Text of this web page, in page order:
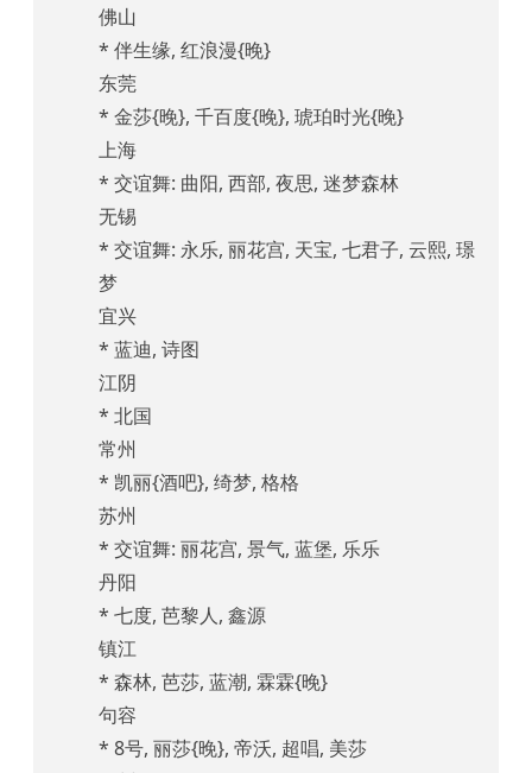
佛山
* 伴生缘, 红浪漫{晚}
东莞
* 金莎{晚}, 千百度{晚}, 琥珀时光{晚}
上海
* 交谊舞: 曲阳, 西部, 夜思, 迷梦森林
无锡
* 交谊舞: 永乐, 丽花宫, 天宝, 七君子, 云熙, 璟
梦
宜兴
* 蓝迪, 诗图
江阴
* 北国
常州
* 凯丽{酒吧}, 绮梦, 格格
苏州
* 交谊舞: 丽花宫, 景气, 蓝堡, 乐乐
丹阳
* 七度, 芭黎人, 鑫源
镇江
* 森林, 芭莎, 蓝潮, 霖霖{晚}
句容
* 8号, 丽莎{晚}, 帝沃, 超唱, 美莎